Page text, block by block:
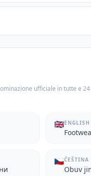
ufficiale in tutte e
🇬🇧ENGLISH
🇨🇿ČEŠTINA
Obuv